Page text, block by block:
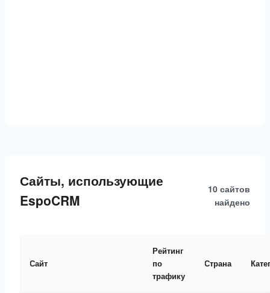
Сайты, использующие
EspoCRM
10 сайтов
найдено
Сайт
Рейтинг
по
трафику
Страна